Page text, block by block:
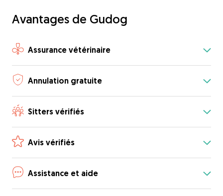
Avantages de Gudog
Assurance vétérinaire
Annulation gratuite
Sitters vérifiés
Avis vérifiés
Assistance et aide